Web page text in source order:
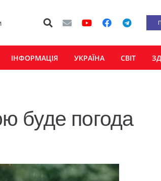
ІНФОРМАЦІЯ УКРАЇНА СВІТ
буде погода